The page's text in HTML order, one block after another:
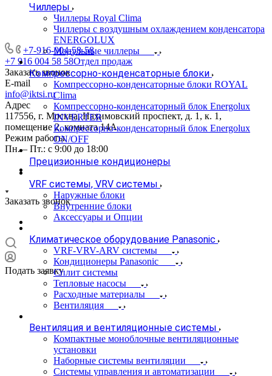
+7-916-004-58-58
+7 916 004 58 58Отдел продаж
Заказать звонок
E-mail
info@iktsi.ru
Адрес
117556, г. Москва, Нахимовский проспект, д. 1, к. 1,
помещение 2, комната 14А
Режим работы
Пн. – Пт.: с 9:00 до 18:00
Заказать звонок
Подать заявку
Чиллеры
Чиллеры Royal Clima
Чиллеры с воздушным охлаждением конденсатора
ENERGOLUX
Модульные чиллеры
Компрессорно-конденсаторные блоки
Компрессорно-конденсаторные блоки ROYAL
Clima
Компрессорно-конденсаторный блок Energolux
INVERTER
Компрессорно-конденсаторный блок Energolux
ON/OFF
Прецизионные кондиционеры
VRF системы, VRV системы
Наружные блоки
Внутренние блоки
Аксессуары и Опции
Климатическое оборудование Panasonic
VRF-VRV-ARV системы
Кондиционеры Panasonic
Сплит системы
Тепловые насосы
Расходные материалы
Вентиляция
Вентиляция и вентиляционные системы
Компактные моноблочные вентиляционные
установки
Наборные системы вентиляции
Системы управления и автоматизации